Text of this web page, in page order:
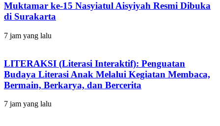
Muktamar ke-15 Nasyiatul Aisyiyah Resmi Dibuka
di Surakarta
7 jam yang lalu
LITERAKSI (Literasi Interaktif): Penguatan
Budaya Literasi Anak Melalui Kegiatan Membaca,
Bermain, Berkarya, dan Bercerita
7 jam yang lalu